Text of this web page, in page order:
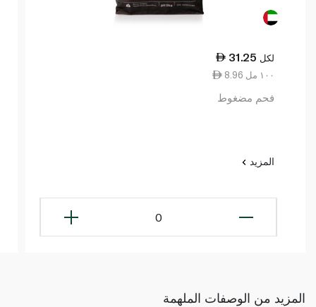
31.25 لكل
8.96 ١٠٠ مل
فحم مضغوط
المزيد
0
المزيد من الوصفات الملهمة